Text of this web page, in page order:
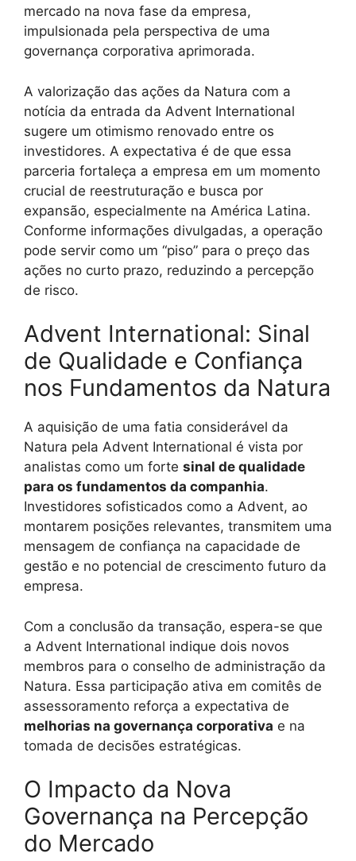
mercado na nova fase da empresa,
impulsionada pela perspectiva de uma
governança corporativa aprimorada.
A valorização das ações da Natura com a
notícia da entrada da Advent International
sugere um otimismo renovado entre os
investidores. A expectativa é de que essa
parceria fortaleça a empresa em um momento
crucial de reestruturação e busca por
expansão, especialmente na América Latina.
Conforme informações divulgadas, a operação
pode servir como um “piso” para o preço das
ações no curto prazo, reduzindo a percepção
de risco.
Advent International: Sinal
de Qualidade e Confiança
nos Fundamentos da Natura
A aquisição de uma fatia considerável da
Natura pela Advent International é vista por
analistas como um forte sinal de qualidade
para os fundamentos da companhia.
Investidores sofisticados como a Advent, ao
montarem posições relevantes, transmitem uma
mensagem de confiança na capacidade de
gestão e no potencial de crescimento futuro da
empresa.
Com a conclusão da transação, espera-se que
a Advent International indique dois novos
membros para o conselho de administração da
Natura. Essa participação ativa em comitês de
assessoramento reforça a expectativa de
melhorias na governança corporativa e na
tomada de decisões estratégicas.
O Impacto da Nova
Governança na Percepção
do Mercado